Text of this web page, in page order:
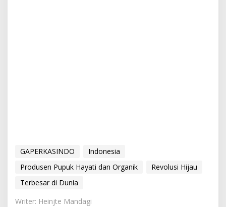
GAPERKASINDO
Indonesia
Produsen Pupuk Hayati dan Organik
Revolusi Hijau
Terbesar di Dunia
Writer: Heinjte Mandagi